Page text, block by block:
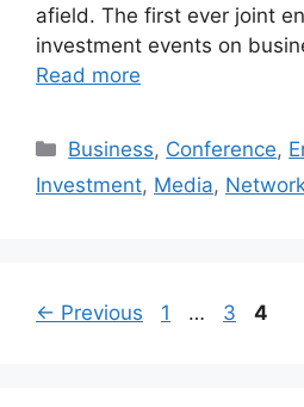
afield. The first ever joint
investment events on
Read more
Business, Conference,
Investment, Media,
← Previous 1 … 3 4